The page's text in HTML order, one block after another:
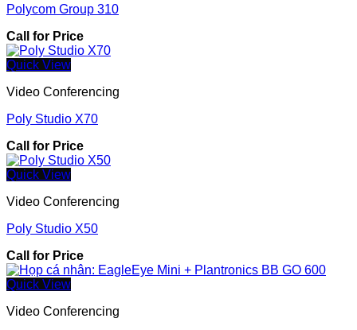
Polycom Group 310
Call for Price
Quick View
Video Conferencing
Poly Studio X70
Call for Price
Quick View
Video Conferencing
Poly Studio X50
Call for Price
Quick View
Video Conferencing